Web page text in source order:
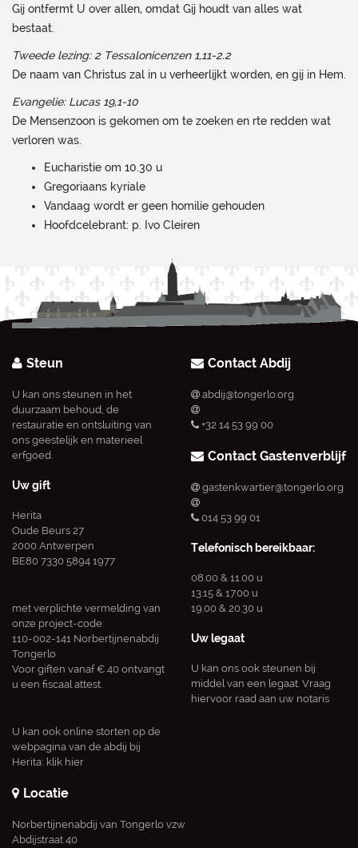
Gij ontfermt U over allen, omdat Gij houdt van alles wat
bestaat.
Tweede lezing: 2 Tessalonicenzen 1,11-2.2
De naam van Christus zal in u verheerlijkt worden, en gij in Hem.
Evangelie: Lucas 19,1-10
De Mensenzoon is gekomen om te zoeken en rte redden wat
verloren was.
Eucharistie om 10.30 u
Gregoriaans kyriale
Vandaag wordt er geen homilie gehouden
Hoofdcelebrant: p. Ivo Cleiren
Steun
U kan ons steunen in het
duurzaam behoud, de
restauratie en ontsluiting van
ons geestelijk en materieel
erfgoed.
Uw gift
Herita
Oude Beurs 27
2000 Antwerpen
BE80 7330 5894 1977
met verplichte vermelding van
onze project-code:
110-002-141 Norbertijnenabdij
Tongerlo
Voor giften vanaf € 40 ontvangt
u een fiscaal attest.
U kan ook online storten op de
webpagina van de abdij bij
Herita: klik hier
Contact Abdij
abdij@tongerlo.org
+32 14 53 99 00
Contact Gastenverblijf
gastenkwartier@tongerlo.org
014 53 99 01
Telefonisch bereikbaar:
08.00 & 11.00 u
13.15 & 17.00 u
19.00 & 20.30 u
Uw legaat
U kan ons ook steunen bij
middel van een legaat. Vraag
hiervoor raad aan uw notaris
Locatie
Norbertijnenabdij van Tongerlo vzw
Abdijstraat 40